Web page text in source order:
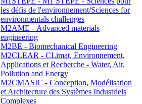
les défis de l'environnement/Sciences for
environmentals challenges
M2AME - Advanced materials
engineering
M2BE - Biomechanical Engineering
M2CLEAR - CLimat, Environnement,
Applications et Recherche - Water, Air,
Pollution and Energy
M2CMASIC - Conception, Modélisation
et Architecture des Systèmes Industriels
Complexes